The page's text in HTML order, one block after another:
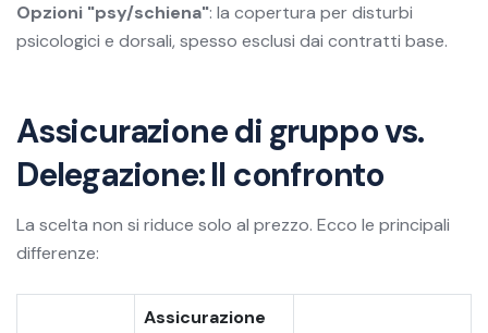
Opzioni "psy/schiena": la copertura per disturbi
psicologici e dorsali, spesso esclusi dai contratti base.
Assicurazione di gruppo vs.
Delegazione: Il confronto
La scelta non si riduce solo al prezzo. Ecco le principali
differenze:
Assicurazione